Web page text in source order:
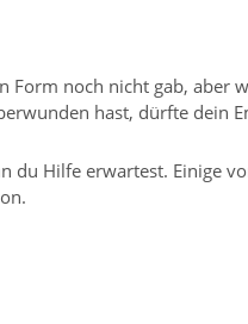
noch nicht gab, aber
hast, dürfte dein
Hilfe erwartest. Einige